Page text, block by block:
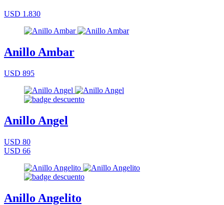
USD 1.830
Anillo Ambar
USD 895
Anillo Angel
USD 80
USD 66
Anillo Angelito